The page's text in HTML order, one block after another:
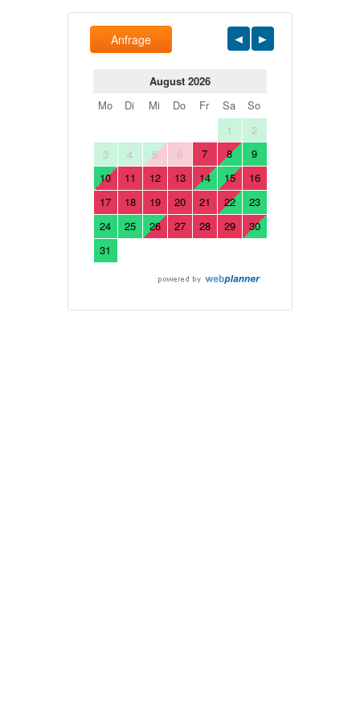
Anfrage
August 2026
Mo
Di Mi Do Fr Sa
So
1
2
3
4 5 6 7 8
9
10
11 12 13 14 15
16
17
18 19 20 21 22
23
24
25 26 27 28 29
30
31